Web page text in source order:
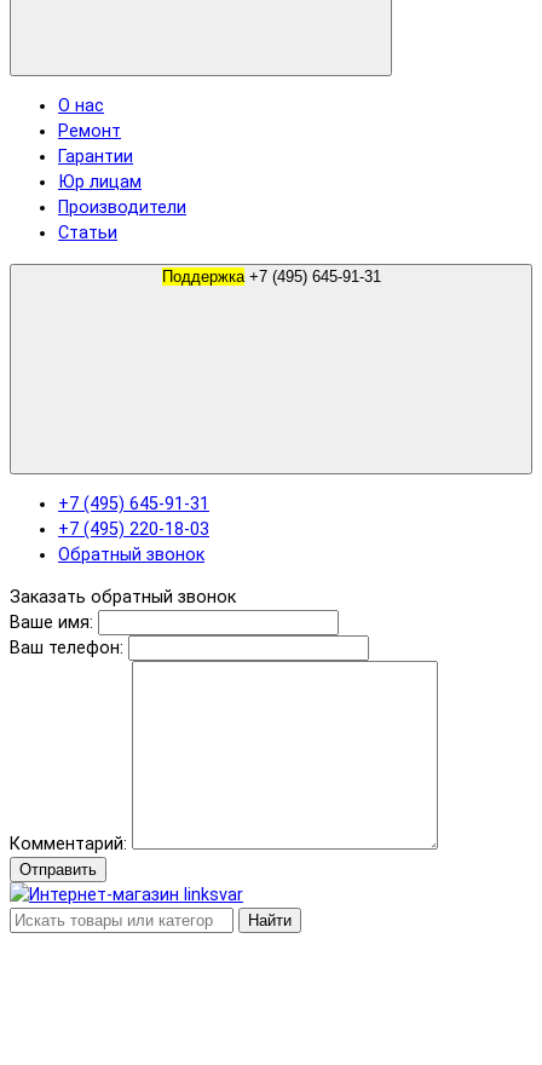
О нас
Ремонт
Гарантии
Юр лицам
Производители
Статьи
Поддержка
+7 (495) 645-91-31
+7 (495) 220-18-03
Обратный звонок
Заказать обратный звонок
Ваше имя:
Ваш телефон:
Комментарий:
Отправить
Найти